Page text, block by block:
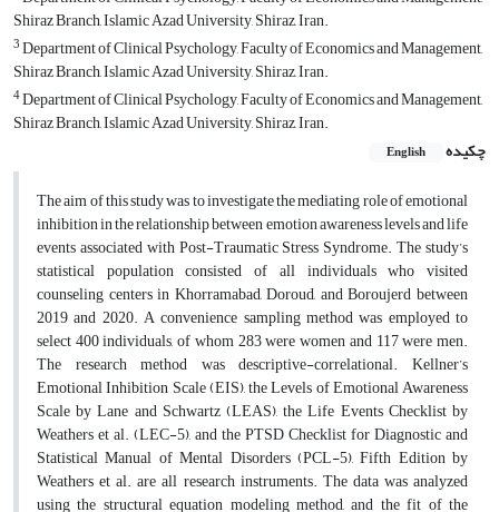
Shiraz Branch, Islamic Azad University, Shiraz, Iran.
3Department of Clinical Psychology, Faculty of Economics and Management,
Shiraz Branch, Islamic Azad University, Shiraz, Iran.
4Department of Clinical Psychology, Faculty of Economics and Management,
Shiraz Branch, Islamic Azad University, Shiraz, Iran.
چکیده
English
The aim of this study was to investigate the mediating role of emotional
inhibition in the relationship between emotion awareness levels and life
events associated with Post-Traumatic Stress Syndrome. The study’s
statistical population consisted of all individuals who visited
counseling centers in Khorramabad, Doroud, and Boroujerd between
2019 and 2020. A convenience sampling method was employed to
select 400 individuals, of whom 283 were women and 117 were men.
The research method was descriptive-correlational. Kellner’s
Emotional Inhibition Scale (EIS), the Levels of Emotional Awareness
Scale by Lane and Schwartz (LEAS), the Life Events Checklist by
Weathers et al. (LEC-5), and the PTSD Checklist for Diagnostic and
Statistical Manual of Mental Disorders (PCL-5), Fifth Edition by
Weathers et al. are all research instruments. The data was analyzed
using the structural equation modeling method, and the fit of the